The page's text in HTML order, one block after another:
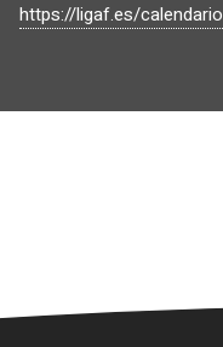
https://ligaf.es/calendario